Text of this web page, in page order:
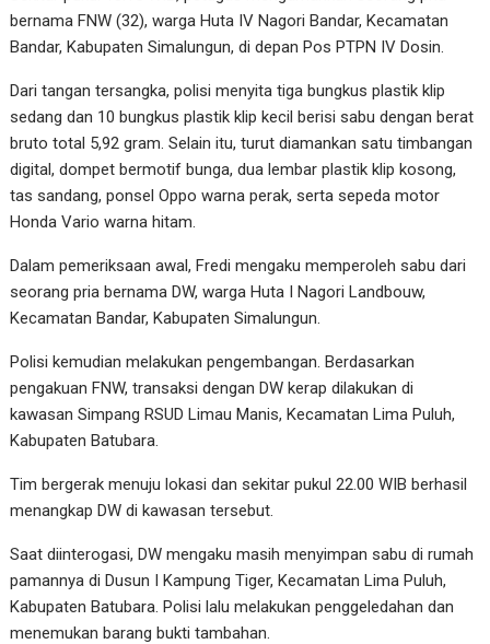
bernama FNW (32), warga Huta IV Nagori Bandar, Kecamatan
Bandar, Kabupaten Simalungun, di depan Pos PTPN IV Dosin.
Dari tangan tersangka, polisi menyita tiga bungkus plastik klip
sedang dan 10 bungkus plastik klip kecil berisi sabu dengan berat
bruto total 5,92 gram. Selain itu, turut diamankan satu timbangan
digital, dompet bermotif bunga, dua lembar plastik klip kosong,
tas sandang, ponsel Oppo warna perak, serta sepeda motor
Honda Vario warna hitam.
Dalam pemeriksaan awal, Fredi mengaku memperoleh sabu dari
seorang pria bernama DW, warga Huta I Nagori Landbouw,
Kecamatan Bandar, Kabupaten Simalungun.
Polisi kemudian melakukan pengembangan. Berdasarkan
pengakuan FNW, transaksi dengan DW kerap dilakukan di
kawasan Simpang RSUD Limau Manis, Kecamatan Lima Puluh,
Kabupaten Batubara.
Tim bergerak menuju lokasi dan sekitar pukul 22.00 WIB berhasil
menangkap DW di kawasan tersebut.
Saat diinterogasi, DW mengaku masih menyimpan sabu di rumah
pamannya di Dusun I Kampung Tiger, Kecamatan Lima Puluh,
Kabupaten Batubara. Polisi lalu melakukan penggeledahan dan
menemukan barang bukti tambahan.